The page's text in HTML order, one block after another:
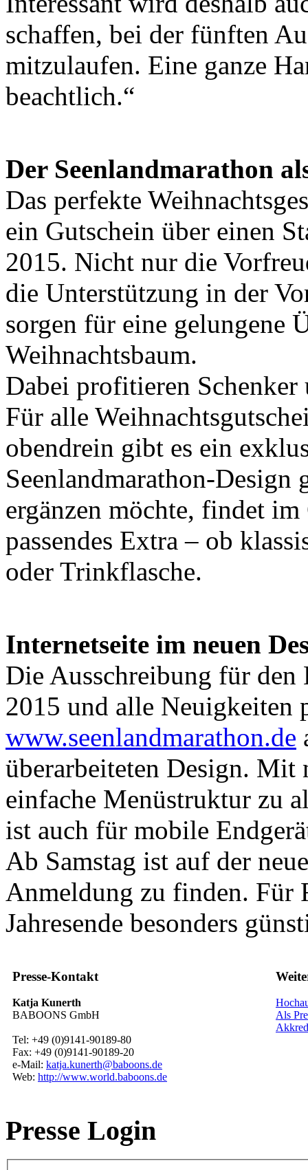
schaffen, bei der fünften
mitzulaufen. Eine ganze
beachtlich.“
Der Seenlandmarathon
Das perfekte
ein Gutschein über einen
2015. Nicht nur die
die Unterstützung in der
sorgen für eine gelungene
Weihnachtsbaum.
Dabei profitieren
Für alle
obendrein gibt es ein
Seenlandmarathon-Design
ergänzen möchte, findet
passendes Extra – ob
oder Trinkflasche.
Internetseite im neuen
Die Ausschreibung für den
2015 und alle Neuigkeiten
www.seenlandmarathon.de
überarbeiteten Design.
einfache Menüstruktur zu
ist auch für mobile
Ab Samstag ist auf der
Anmeldung zu finden. Für
Jahresende besonders
Presse-Kontakt
Katja Kunerth
BABOONS GmbH
Tel: +49 (0)9141-90189-80
Fax: +49 (0)9141-90189-20
e-Mail: katja.kunerth@baboons.de
Web: http://www.world.baboons.de
Als
Presse Login